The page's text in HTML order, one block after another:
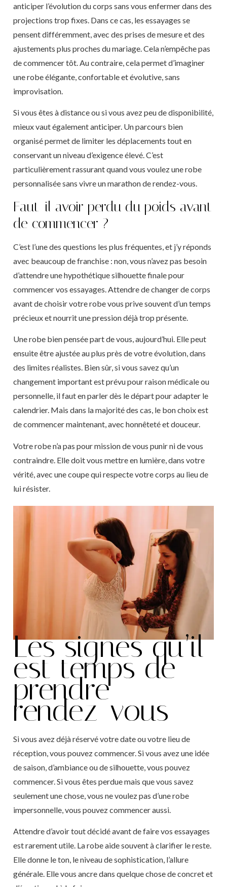
anticiper l’évolution du corps sans vous enfermer dans des
projections trop fixes. Dans ce cas, les essayages se
pensent différemment, avec des prises de mesure et des
ajustements plus proches du mariage. Cela n’empêche pas
de commencer tôt. Au contraire, cela permet d’imaginer
une robe élégante, confortable et évolutive, sans
improvisation.
Si vous êtes à distance ou si vous avez peu de disponibilité,
mieux vaut également anticiper. Un parcours bien
organisé permet de limiter les déplacements tout en
conservant un niveau d’exigence élevé. C’est
particulièrement rassurant quand vous voulez une robe
personnalisée sans vivre un marathon de rendez-vous.
Faut-il avoir perdu du poids avant
de commencer ?
C’est l’une des questions les plus fréquentes, et j’y réponds
avec beaucoup de franchise : non, vous n’avez pas besoin
d’attendre une hypothétique silhouette finale pour
commencer vos essayages. Attendre de changer de corps
avant de choisir votre robe vous prive souvent d’un temps
précieux et nourrit une pression déjà trop présente.
Une robe bien pensée part de vous, aujourd’hui. Elle peut
ensuite être ajustée au plus près de votre évolution, dans
des limites réalistes. Bien sûr, si vous savez qu’un
changement important est prévu pour raison médicale ou
personnelle, il faut en parler dès le départ pour adapter le
calendrier. Mais dans la majorité des cas, le bon choix est
de commencer maintenant, avec honnêteté et douceur.
Votre robe n’a pas pour mission de vous punir ni de vous
contraindre. Elle doit vous mettre en lumière, dans votre
vérité, avec une coupe qui respecte votre corps au lieu de
lui résister.
Les signes qu’il
est temps de
prendre
rendez-vous
Si vous avez déjà réservé votre date ou votre lieu de
réception, vous pouvez commencer. Si vous avez une idée
de saison, d’ambiance ou de silhouette, vous pouvez
commencer. Si vous êtes perdue mais que vous savez
seulement une chose, vous ne voulez pas d’une robe
impersonnelle, vous pouvez commencer aussi.
Attendre d’avoir tout décidé avant de faire vos essayages
est rarement utile. La robe aide souvent à clarifier le reste.
Elle donne le ton, le niveau de sophistication, l’allure
générale. Elle vous ancre dans quelque chose de concret et